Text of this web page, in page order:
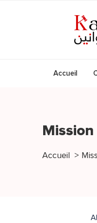
Accueil
Mission
Accueil